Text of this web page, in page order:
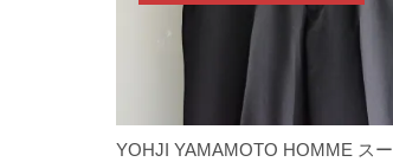
YOHJI YAMAMOTO HOMME スー